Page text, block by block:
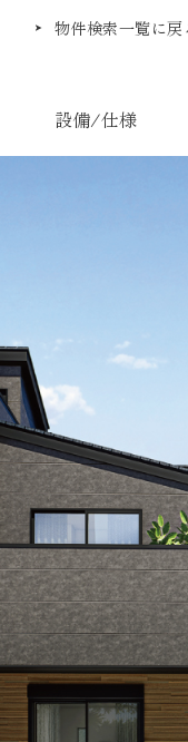
物件検索一覧に戻
設備/仕様